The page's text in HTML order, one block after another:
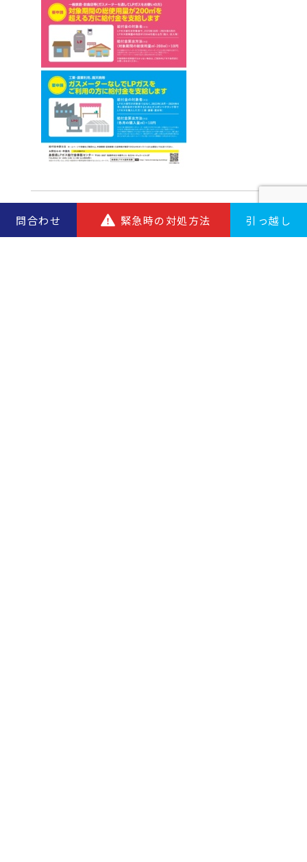
問合わせ 緊急時の対処方法 引っ越し